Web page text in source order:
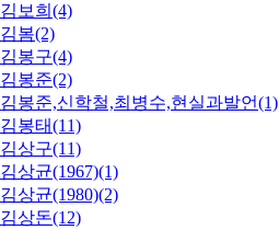
김보희(4)
김봄(2)
김봉구(4)
김봉준(2)
김봉준,신학철,최병수,현실과발언(1)
김봉태(11)
김상구(11)
김상균(1967)(1)
김상균(1980)(2)
김상돈(12)